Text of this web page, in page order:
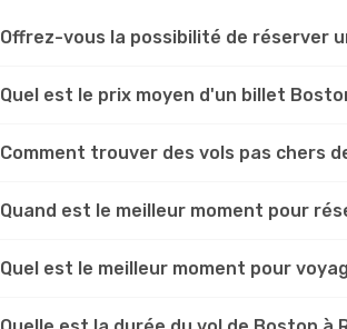
Offrez-vous la possibilité de réserver
Quel est le prix moyen d'un billet
Comment trouver des vols pas chers
Quand est le meilleur moment pour
Quel est le meilleur moment pour